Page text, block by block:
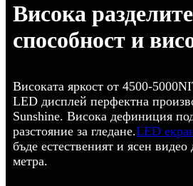
Висока
способност и
Високата яркост от 4500-
LED дисплей перфектна
Sunshine. Висока дефиниция
разстояние за гледане.LED
бъде естественият и ясен
метра.